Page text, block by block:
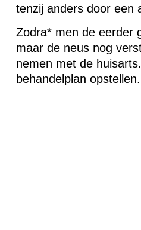
tenzij anders door een
Zodra* men de eerder
maar de neus nog
nemen met de
behandelplan opstellen.